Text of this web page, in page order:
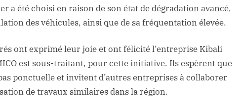
a été choisi en raison de son état de dégradation avancé,
des véhicules, ainsi que de sa fréquentation élevée.
ont exprimé leur joie et ont félicité l’entreprise Kibali
est sous-traitant, pour cette initiative. Ils espèrent que
ponctuelle et invitent d’autres entreprises à collaborer
de travaux similaires dans la région.